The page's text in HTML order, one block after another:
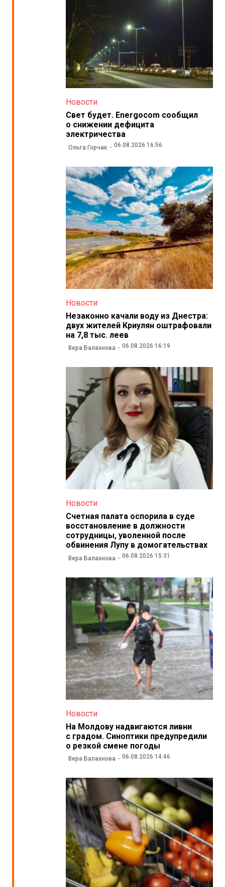
Новости
Свет будет. Energocom сообщил
о снижении дефицита
электричества
Ольга Горчак 06.08.2026 16:56
Новости
Незаконно качали воду из Днестра:
двух жителей Криулян оштрафовали
на 7,8 тыс. леев
Вера Балахнова 06.08.2026 16:19
Новости
Счетная палата оспорила в суде
восстановление в должности
сотрудницы, уволенной после
обвинения Лупу в домогательствах
Вера Балахнова 06.08.2026 15:31
Новости
На Молдову надвигаются ливни
с градом. Синоптики предупредили
о резкой смене погоды
Вера Балахнова 06.08.2026 14:46